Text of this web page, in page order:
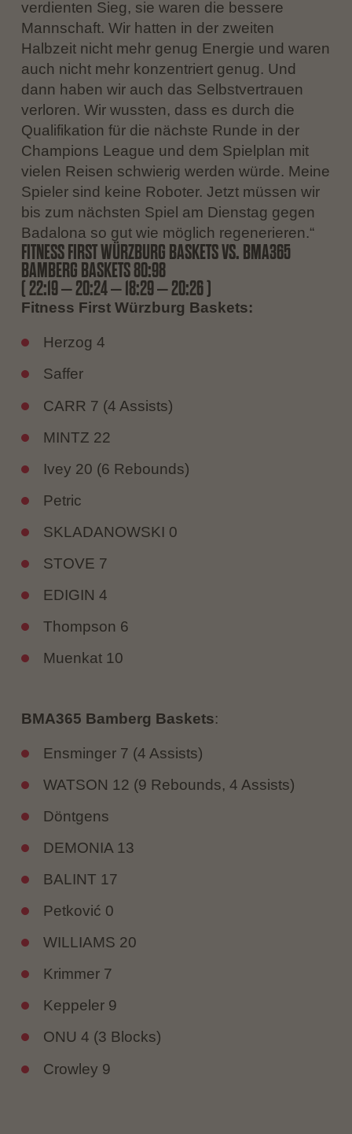
verdienten Sieg, sie waren die bessere
Mannschaft. Wir hatten in der zweiten
Halbzeit nicht mehr genug Energie und waren
auch nicht mehr konzentriert genug. Und
dann haben wir auch das Selbstvertrauen
verloren. Wir wussten, dass es durch die
Qualifikation für die nächste Runde in der
Champions League und dem Spielplan mit
vielen Reisen schwierig werden würde. Meine
Spieler sind keine Roboter. Jetzt müssen wir
bis zum nächsten Spiel am Dienstag gegen
Badalona so gut wie möglich regenerieren.“
FITNESS FIRST WÜRZBURG BASKETS VS. BMA365
BAMBERG BASKETS 80:98
( 22:19 – 20:24 – 18:29 – 20:26 )
Fitness First Würzburg Baskets:
Herzog 4
Saffer
CARR 7 (4 Assists)
MINTZ 22
Ivey 20 (6 Rebounds)
Petric
SKLADANOWSKI 0
STOVE 7
EDIGIN 4
Thompson 6
Muenkat 10
BMA365 Bamberg Baskets:
Ensminger 7 (4 Assists)
WATSON 12 (9 Rebounds, 4 Assists)
Döntgens
DEMONIA 13
BALINT 17
Petković 0
WILLIAMS 20
Krimmer 7
Keppeler 9
ONU 4 (3 Blocks)
Crowley 9